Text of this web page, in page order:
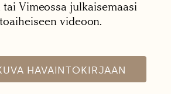
tai Vimeossa julkaisemaasi
videoon.
HAVAINTOKIRJAAN